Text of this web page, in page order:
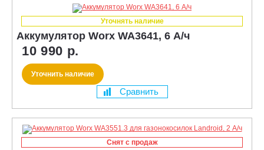
Уточнять наличие
Аккумулятор Worx WA3641, 6 А/ч
10 990 р.
Уточнить наличие
Сравнить
Снят с продаж